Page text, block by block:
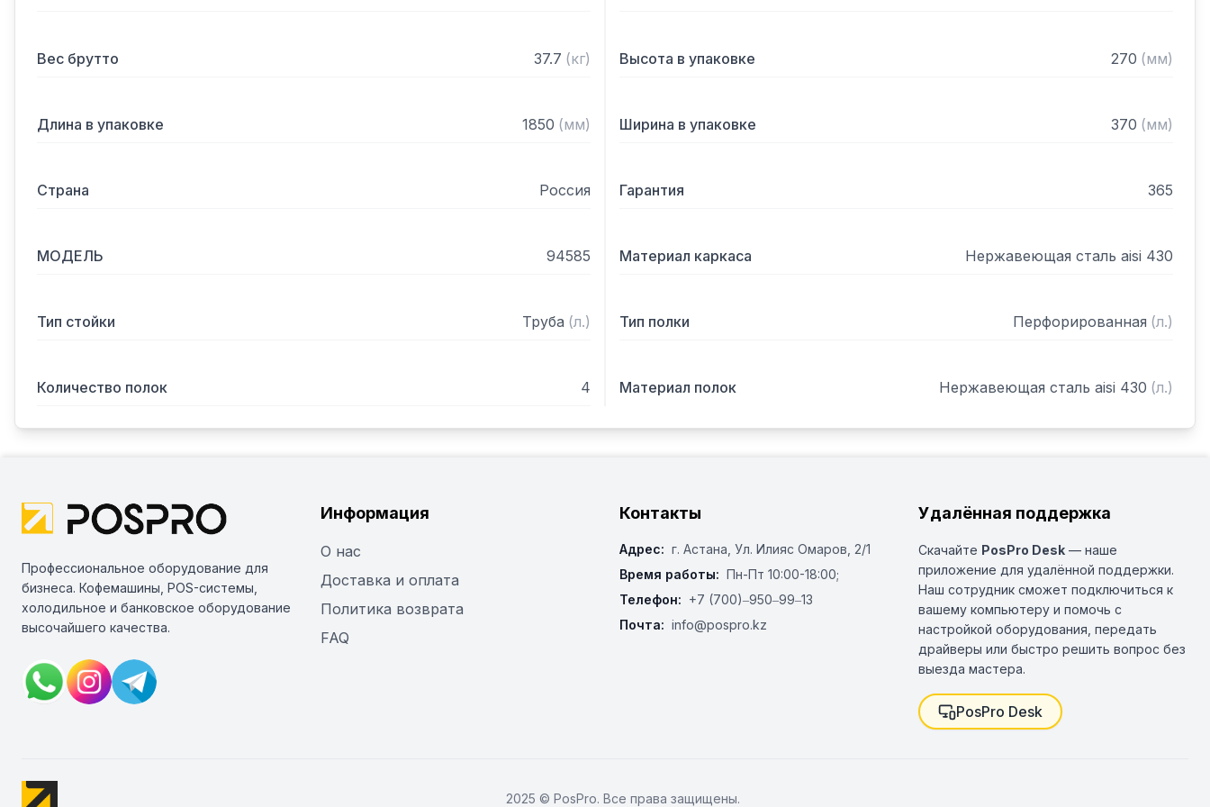
Вес брутто 37.7 (кг) Высота в упаковке 270 (мм)
Длина в упаковке 1850 (мм) Ширина в упаковке 370 (мм)
Страна Россия Гарантия 365
МОДЕЛЬ 94585 Материал каркаса Нержавеющая сталь aisi 430
Тип стойки Труба (л.) Тип полки Перфорированная (л.)
Количество полок 4 Материал полок Нержавеющая сталь aisi 430 (л.)
Профессиональное оборудование для
бизнеса. Кофемашины, POS-системы,
холодильное и банковское оборудование
высочайшего качества.
Информация
О нас
Доставка и оплата
Политика возврата
FAQ
Контакты
Адрес: г. Астана, ​Ул. Илияс Омаров, 2/1
Время работы: Пн-Пт 10:00-18:00;
Телефон: +7 (700)‒950‒99‒13
Почта: info@pospro.kz
Удалённая поддержка
Скачайте PosPro Desk — наше
приложение для удалённой поддержки.
Наш сотрудник сможет подключиться к
вашему компьютеру и помочь с
настройкой оборудования, передать
драйверы или быстро решить вопрос без
выезда мастера.
PosPro Desk
2025 © PosPro. Все права защищены.